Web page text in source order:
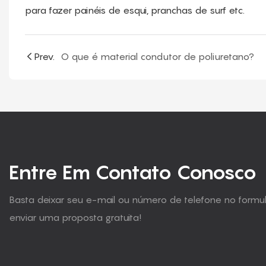
para fazer painéis de esqui, pranchas de surf etc.
Prev. O que é material condutor de poliuretano?
Entre Em Contato Conosco
Basta deixar seu e-mail ou número de telefone no
enviar uma proposta gratuita!